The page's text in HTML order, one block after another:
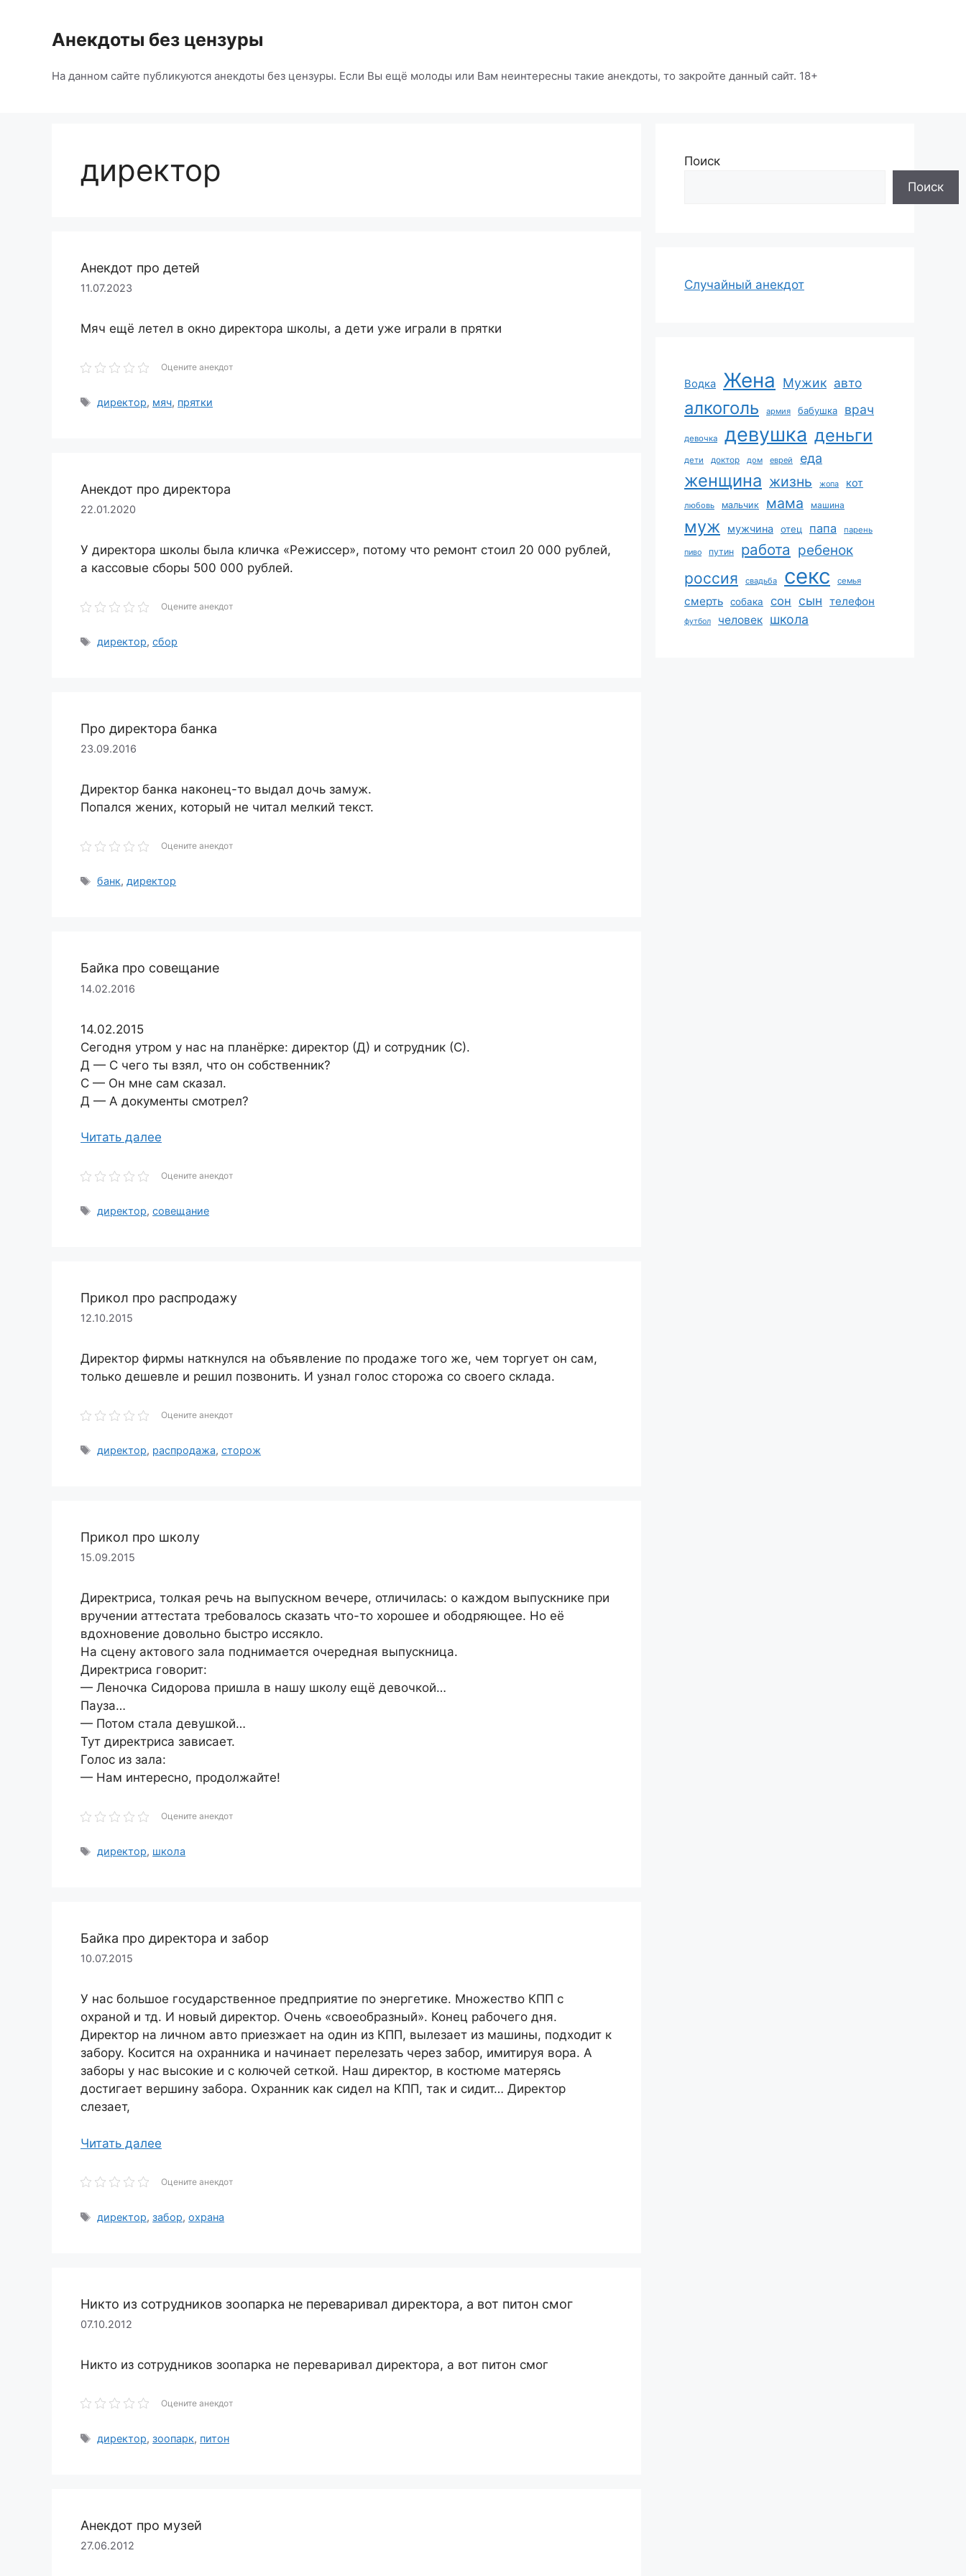
содержимомуАнекдоты без цензуры
На данном сайте публикуются анекдоты без цензуры. Если Вы ещё молоды или Вам неинтересны такие анекдоты, то закройте данный сайт. 18+
директор
Анекдот про детей
11.07.2023
Мяч ещё летел в окно директора школы, а дети уже играли в прятки
Оцените анекдот
Метки
директор, мяч, прятки
Анекдот про директора
22.01.2020
У директора школы была кличка «Режиссер», потому что ремонт стоил 20 000 рублей,
а кассовые сборы 500 000 рублей.
Оцените анекдот
Метки
директор,сбор
Про директора банка
23.09.2016
Директор банка наконец-то выдал дочь замуж.
Попался жених, который не читал мелкий текст.
Оцените анекдот
Метки
банк, директор
Байка про совещание
14.02.2016
14.02.2015
Сегодня утром у нас на планёрке: директор (Д) и сотрудник (С).
Д — С чего ты взял, что он собственник?
С — Он мне сам сказал.
Д — А документы смотрел?
Читать далее
Оцените анекдот
Метки
директор,совещание
Прикол про распродажу
12.10.2015
Директор фирмы наткнулся на объявление по продаже того же, чем торгует он сам,
только дешевле и решил позвонить. И узнал голос сторожа со своего склада.
Оцените анекдот
Метки
директор, распродажа,сторож
Прикол про школу
15.09.2015
Директриса, толкая речь на выпускном вечере, отличилась: о каждом выпускнике при
вручении аттестата требовалось сказать что-то хорошее и ободряющее. Но её
вдохновение довольно быстро иссякло.
На сцену актового зала поднимается очередная выпускница.
Директриса говорит:
— Леночка Сидорова пришла в нашу школу ещё девочкой…
Пауза…
— Потом стала девушкой…
Тут директриса зависает.
Голос из зала:
— Нам интересно, продолжайте!
Оцените анекдот
Метки
директор, школа
Байка про директора и забор
10.07.2015
У нас большое государственное предприятие по энергетике. Множество КПП с
охраной и тд. И новый директор. Очень «своеобразный». Конец рабочего дня.
Директор на личном авто приезжает на один из КПП, вылезает из машины, подходит к
забору. Косится на охранника и начинает перелезать через забор, имитируя вора. А
заборы у нас высокие и с колючей сеткой. Наш директор, в костюме матерясь
достигает вершину забора. Охранник как сидел на КПП, так и сидит… Директор
слезает,
Читать далее
Оцените анекдот
Метки
директор,забор,охрана
Никто из сотрудников зоопарка не переваривал директора, а вот питон смог
07.10.2012
Никто из сотрудников зоопарка не переваривал директора, а вот питон смог
Оцените анекдот
Метки
директор,зоопарк, питон
Анекдот про музей
27.06.2012
Поиск
Поиск
Случайный анекдот
Водка Жена Мужик авто
алкоголь армия бабушка врач
девочка девушка деньги
дети доктор дом еврей еда
женщина жизнь жопа кот
любовь мальчик мама машина
муж мужчина отец папа парень
пиво путин работа ребенок
россия свадьба секс семья
смерть собака сон сын телефон
футбол человек школа